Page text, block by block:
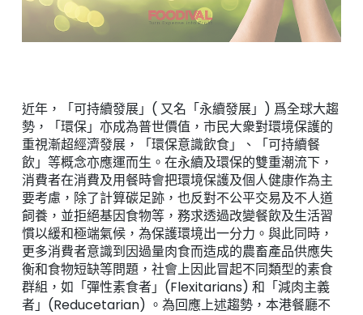
近年，「可持續發展」( 又名「永續發展」) 爲全球大趨
勢，「環保」亦成為普世價值，市民大衆對環境保護的
重視漸超經濟發展，「環保意識飲食」、「可持續餐
飲」等概念亦應運而生。在永續及環保的雙重潮流下，
消費者在消費及用餐時會把環境保護及個人健康作為主
要考慮，除了計算碳足跡，也反對不公平交易及不人道
飼養，並拒絕基因食物等，務求透過改變餐飲及生活習
慣以緩和極端氣候，為保護環境出一分力。與此同時，
更多消費者意識到因過量肉食而造成的農畜產品供應失
衡和食物短缺等問題，社會上因此冒起不同類型的素食
群組，如「彈性素食者」(Flexitarians) 和「減肉主義
者」(Reducetarian) 。為回應上述趨勢，本港餐廳不